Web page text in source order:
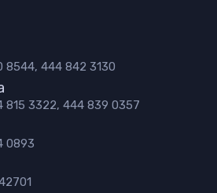
8544, 444 842 3130
815 3322, 444 839 0357
0893